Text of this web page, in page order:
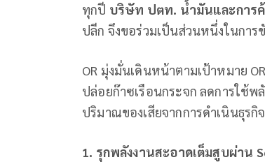
ทุกปี บริษัท ปตท. น้ำมันและการ
ปลีก จึงขอร่วมเป็นส่วนหนึ่งในการ
OR มุ่งมั่นเดินหน้าตามเป้าหมาย
ปล่อยก๊าซเรือนกระจก ลดการใช้พ
ปริมาณของเสียจากการดำเนินธุร
1. รุกพลังงานสะอาดเต็มสูบผ่าน